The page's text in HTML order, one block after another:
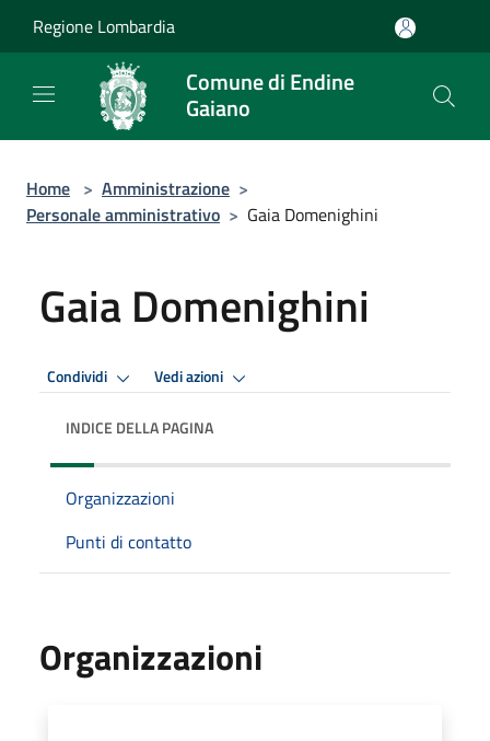
Regione Lombardia
Comune di Endine
Gaiano
Home > Amministrazione >
Personale amministrativo > Gaia Domenighini
Gaia Domenighini
Condividi Vedi azioni
INDICE DELLA PAGINA
Organizzazioni
Punti di contatto
Organizzazioni